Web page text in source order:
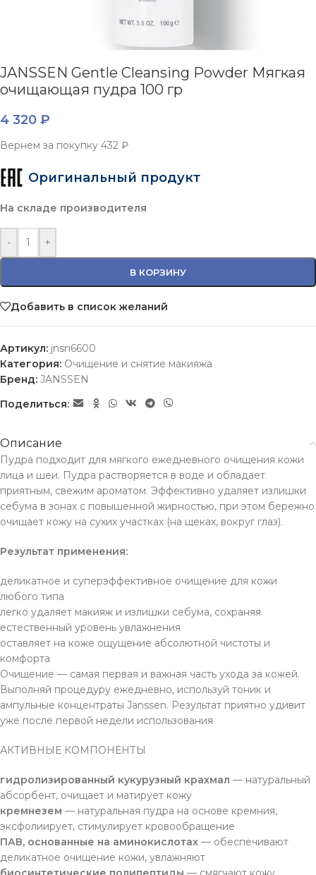
JANSSEN Gentle Cleansing Powder Мягкая
очищающая пудра 100 гр
4 320 ₽
Вернем за покупку 432 ₽
Оригинальный продукт
На складе производителя
- +
В КОРЗИНУ
Добавить в список желаний
Артикул: jnsn6600
Категория: Очищение и снятие макияжа
Бренд: JANSSEN
Поделиться:
Описание
Пудра подходит для мягкого ежедневного очищения кожи
лица и шеи. Пудра растворяется в воде и обладает
приятным, свежим ароматом. Эффективно удаляет излишки
себума в зонах с повышенной жирностью, при этом бережно
очищает кожу на сухих участках (на щеках, вокруг глаз).
Результат применения:
деликатное и суперэффективное очищение для кожи
любого типа
легко удаляет макияж и излишки себума, сохраняя
естественный уровень увлажнения
оставляет на коже ощущение абсолютной чистоты и
комфорта
Очищение — самая первая и важная часть ухода за кожей.
Выполняй процедуру ежедневно, используй тоник и
ампульные концентраты Janssen. Результат приятно удивит
уже после первой недели использования
АКТИВНЫЕ КОМПОНЕНТЫ
гидролизированный кукурузный крахмал — натуральный
абсорбент, очищает и матирует кожу
кремнезем — натуральная пудра на основе кремния,
эксфолиирует, стимулирует кровообращение
ПАВ, основанные на аминокислотах — обеспечивают
деликатное очищение кожи, увлажняют